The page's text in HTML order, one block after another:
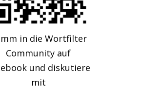
in die Wortfilter
Community auf
und diskutiere
mit